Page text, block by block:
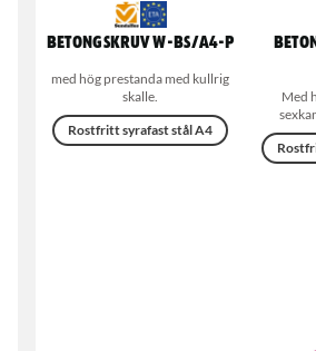
Betongskruv W-BS/A4-P
med hög prestanda med kullrig
skalle.
Rostfritt syrafast stål A4
Med